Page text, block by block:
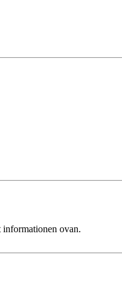
informationen ovan.